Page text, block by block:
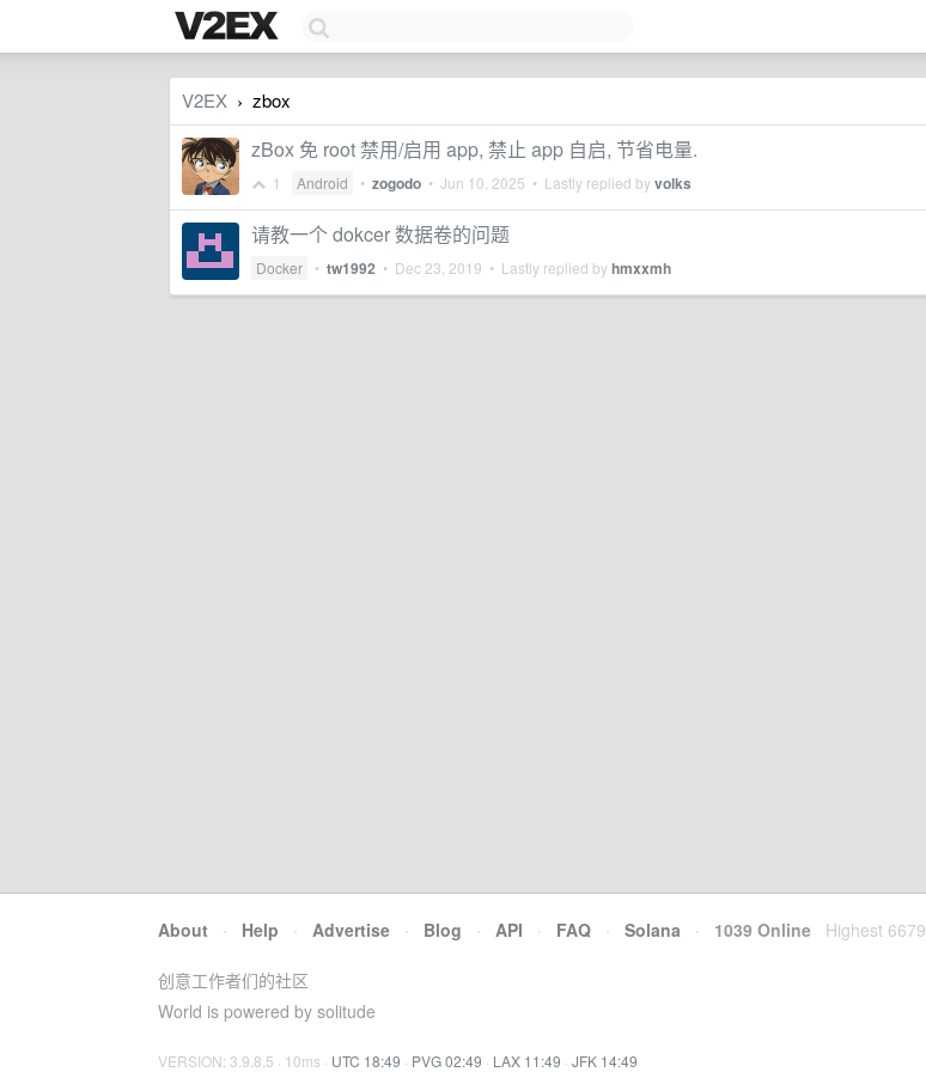
V2EX › zbox
zBox 免 root 禁用/启用 app, 禁止 app 自启, 节省电量.
1 Android • zogodo • Jun 10, 2025 • Lastly replied byvolks
请教一个 dokcer 数据卷的问题
Docker • tw1992 • Dec 23, 2019 • Lastly replied byhmxxmh
About · Help · Advertise · Blog · API · FAQ · Solana · 1039 Online Highest 6679
创意工作者们的社区
World is powered by solitude
VERSION: 3.9.8.5 · 10ms · UTC 18:49 · PVG 02:49 · LAX 11:49 · JFK 14:49